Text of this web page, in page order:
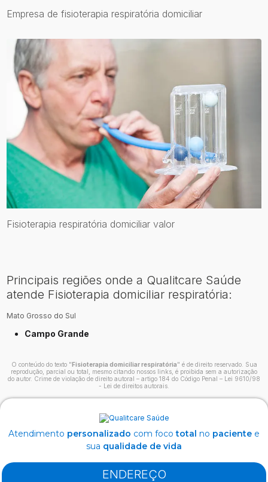
Empresa de fisioterapia respiratória domiciliar
Fisioterapia respiratória domiciliar valor
Principais regiões onde a Qualitcare Saúde
atende Fisioterapia domiciliar respiratória:
Mato Grosso do Sul
Campo Grande
O conteúdo do texto "Fisioterapia domiciliar respiratória" é de direito reservado. Sua
reprodução, parcial ou total, mesmo citando nossos links, é proibida sem a autorização
do autor. Crime de violação de direito autoral – artigo 184 do Código Penal – Lei 9610/98
- Lei de direitos autorais
Atendimento personalizado com focototal no paciente e
sua qualidade de vida
ENDEREÇO